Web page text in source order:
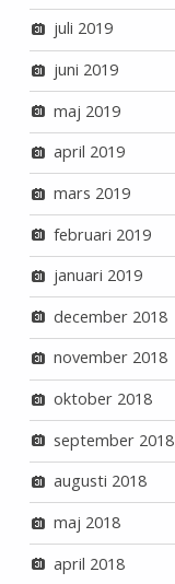
juli 2019
juni 2019
maj 2019
april 2019
mars 2019
februari 2019
januari 2019
december 2018
november 2018
oktober 2018
september 2018
augusti 2018
maj 2018
april 2018